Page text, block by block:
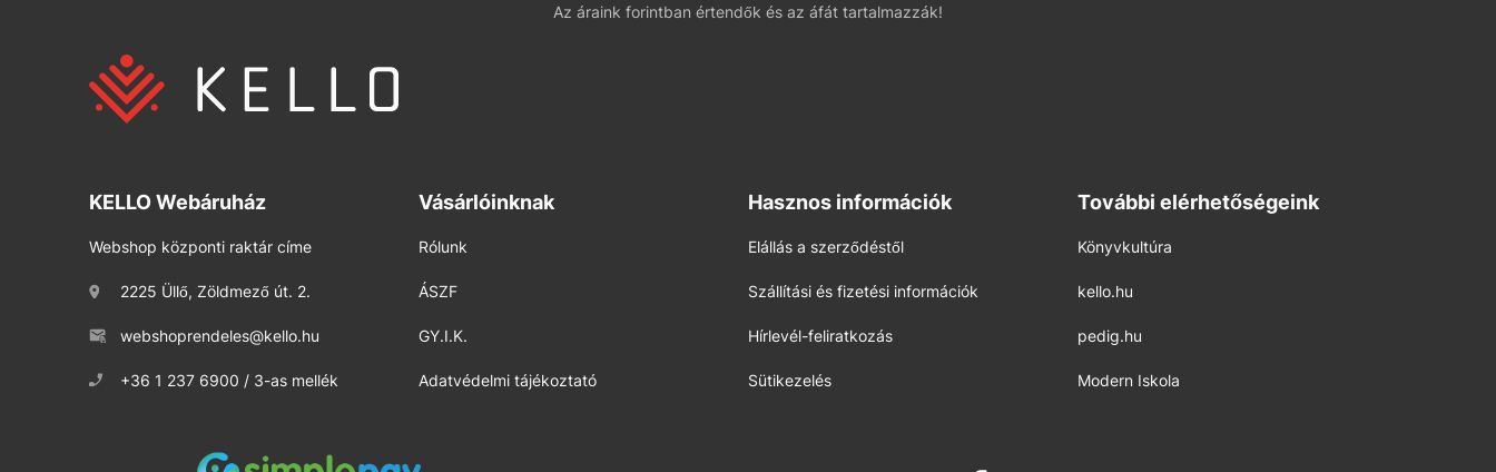
Az áraink forintban értendők és az áfát tartalmazzák!
KELLO Webáruház
Webshop központi raktár címe
2225 Üllő, Zöldmező út. 2.
webshoprendeles@kello.hu
+36 1 237 6900 / 3-as mellék
Vásárlóinknak
Rólunk
ÁSZF
GY.I.K.
Adatvédelmi tájékoztató
Hasznos információk
Elállás a szerződéstől
Szállítási és fizetési információk
Hírlevél-feliratkozás
Sütikezelés
További elérhetőségeink
Könyvkultúra
kello.hu
pedig.hu
Modern Iskola